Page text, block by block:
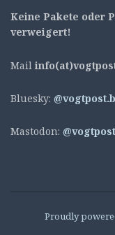
Keine Pakete oder
verweigert!
Mail
Bluesky:
Mastodon: @vogtpost
Proudly